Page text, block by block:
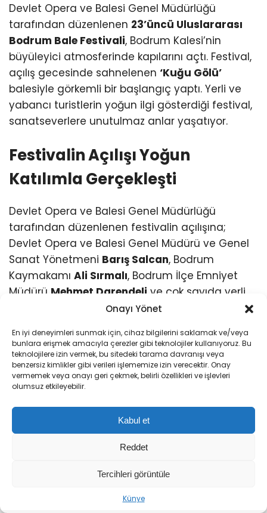
Onayı Yönet
En iyi deneyimleri sunmak için, cihaz bilgilerini saklamak ve/veya
bunlara erişmek amacıyla çerezler gibi teknolojiler kullanıyoruz. Bu
teknolojilere izin vermek, bu sitedeki tarama davranışı veya
benzersiz kimlikler gibi verileri işlememize izin verecektir. Onay
vermemek veya onayı geri çekmek, belirli özellikleri ve işlevleri
olumsuz etkileyebilir.
Kabul et
Reddet
Tercihleri görüntüle
Künye
Devlet Opera ve Balesi Genel Müdürlüğü
tarafından düzenlenen 23’üncü Uluslararası
Bodrum Bale Festivali, Bodrum Kalesi’nin
büyüleyici atmosferinde kapılarını açtı. Festival,
açılış gecesinde sahnelenen ‘Kuğu Gölü’
balesiyle görkemli bir başlangıç yaptı. Yerli ve
yabancı turistlerin yoğun ilgi gösterdiği festival,
sanatseverlere unutulmaz anlar yaşatıyor.
Festivalin Açılışı Yoğun
Katılımla Gerçekleşti
Devlet Opera ve Balesi Genel Müdürlüğü
tarafından düzenlenen festivalin açılışına;
Devlet Opera ve Balesi Genel Müdürü ve Genel
Sanat Yönetmeni Barış Salcan, Bodrum
Kaymakamı Ali Sırmalı, Bodrum İlçe Emniyet
Müdürü Mehmet Darendeli ve çok sayıda yerli
ve yabancı turist katıldı. Açılışta, 2024 yılında
Balesi bale sanatçısıAlmula Özlemde saygıyla
anıldı.
Kuğu Gölü İzleyenleri Büyüledi
Festivalin açılışında, Pyotr Ilyich Tchaikovsky’nin
‘Kuğu Gölü’
ve Balesi tarafından sahnelendi. Eser, Marius